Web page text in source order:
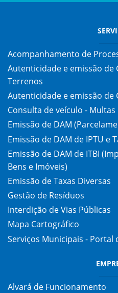
Acompanhamento de
Autenticidade e emissão de
Terrenos
Autenticidade e emissão
Consulta de veículo - Multas
Emissão de DAM
Emissão de DAM de IPTU e
Emissão de DAM de ITBI
Bens e Imóveis)
Emissão de Taxas Diversas
Gestão de Resíduos
Interdição de Vias Públicas
Mapa Cartográfico
Serviços Municipais - Portal
Alvará de Funcionamento